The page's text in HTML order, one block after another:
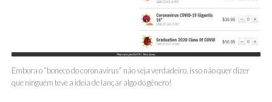
Embora o “boneco do coronavírus” não seja verdadeiro, isso não quer dizer
que ninguém teve a ideia de lançar algo do gênero!